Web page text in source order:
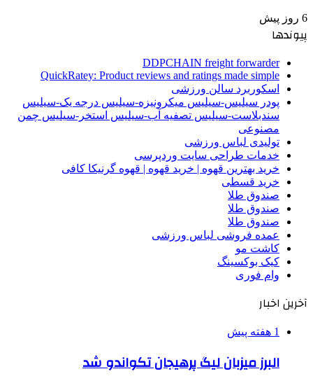
6 روز پیش
پیوندها
DDPCHAIN freight forwarder
QuickRatey: Product reviews and ratings made simple
اسکوربرد سالن ورزشی
پودر سیلیس-سیلیس میکرونیزه-سیلیس درجه یک-سیلیس
سندبلاست-سیلیس تصفیه آب-سیلیس استخر-سیلیس چمن
مصنوعی
تولیدی لباس ورزشی
خدمات طراحی سایت وردپرسی
خرید بهترین قهوه | خرید قهوه | قهوه گرنیکا کافی
خرید قسطی
صندوق طلا
صندوق طلا
صندوق طلا
عمده فروشی لباس ورزشی
کاشت مو
کیک بوکسینگ
وام فوری
آخرین اخبار
1 هفته پیش
البرز میزبان لیگ پرهیجان تکواندو شد